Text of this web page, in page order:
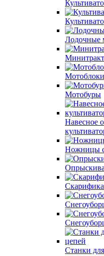
Лодочные
Мотоблоки
Мотобуры
Навесное
Ножницы
Станки